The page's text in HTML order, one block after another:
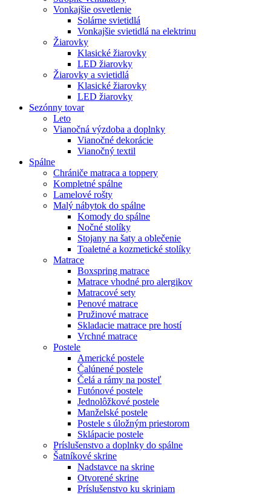
Vonkajšie osvetlenie
Solárne svietidlá
Vonkajšie svietidlá na elektrinu
Žiarovky
Klasické žiarovky
LED žiarovky
Žiarovky a svietidlá
Klasické žiarovky
LED žiarovky
Sezónny tovar
Leto
Vianočná výzdoba a doplnky
Vianočné dekorácie
Vianočný textil
Spálne
Chrániče matraca a toppery
Kompletné spálne
Lamelové rošty
Malý nábytok do spálne
Komody do spálne
Nočné stolíky
Stojany na šaty a oblečenie
Toaletné a kozmetické stolíky
Matrace
Boxspring matrace
Matrace vhodné pro alergikov
Matracové sety
Penové matrace
Pružinové matrace
Skladacie matrace pre hostí
Vrchné matrace
Postele
Americké postele
Čalúnené postele
Čelá a rámy na posteľ
Futónové postele
Jednolôžkové postele
Manželské postele
Postele s úložným priestorom
Sklápacie postele
Príslušenstvo a doplnky do spálne
Šatníkové skrine
Nadstavce na skrine
Otvorené skrine
Príslušenstvo ku skriniam